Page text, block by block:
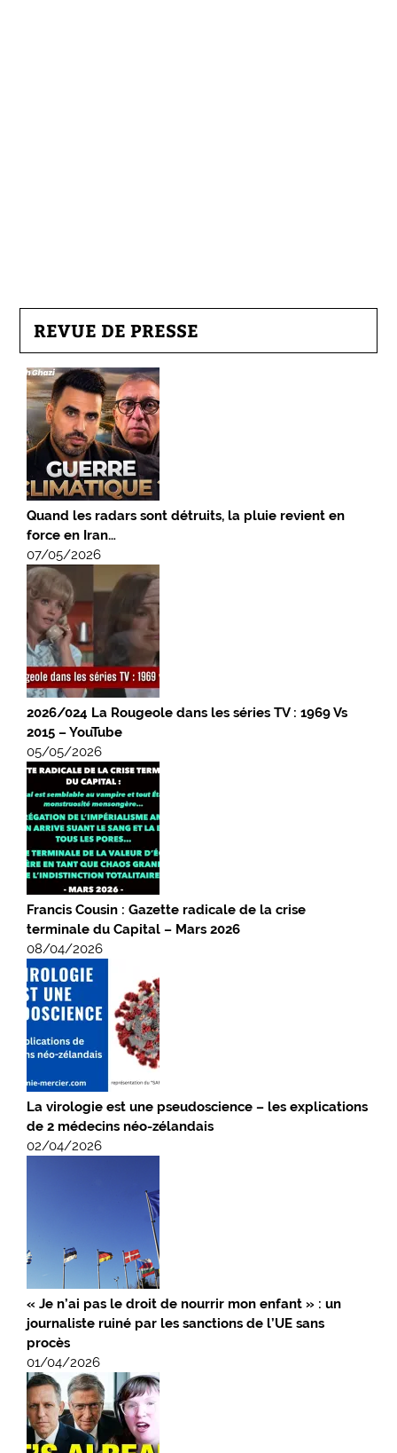
REVUE DE PRESSE
Quand les radars sont détruits, la pluie revient en
force en Iran…
07/05/2026
2026/024 La Rougeole dans les séries TV : 1969 Vs
2015 – YouTube
05/05/2026
Francis Cousin : Gazette radicale de la crise
terminale du Capital – Mars 2026
08/04/2026
La virologie est une pseudoscience – les explications
de 2 médecins néo-zélandais
02/04/2026
« Je n’ai pas le droit de nourrir mon enfant » : un
journaliste ruiné par les sanctions de l’UE sans
procès
01/04/2026